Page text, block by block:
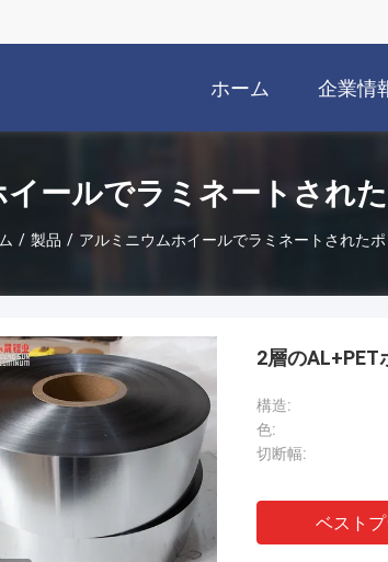
ホーム 企業情
ールでラミネートされ
/ 製品 / アルミニウムホイールでラミネートされた
2層のAL+PET
構造:
色:
切断幅:
ベスト